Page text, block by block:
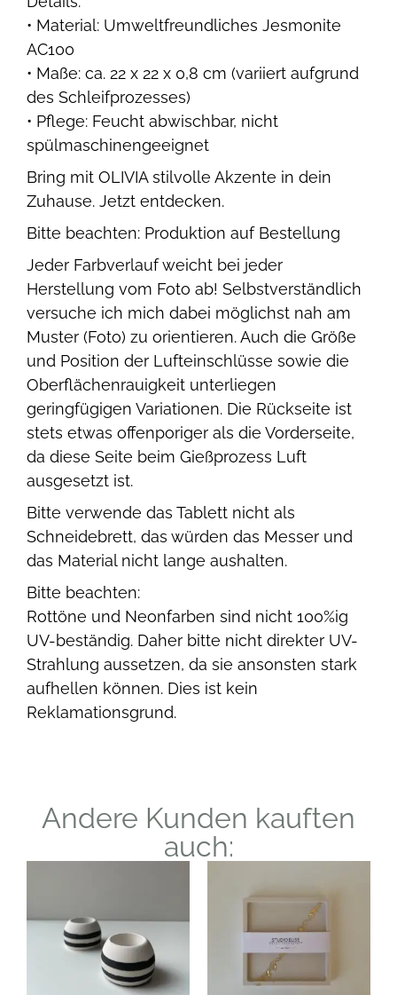
• Material: Umweltfreundliches Jesmonite
AC100
• Maße: ca. 22 x 22 x 0,8 cm (variiert aufgrund
des Schleifprozesses)
• Pflege: Feucht abwischbar, nicht
spülmaschinengeeignet
Bring mit OLIVIA stilvolle Akzente in dein
Zuhause. Jetzt entdecken.
Bitte beachten: Produktion auf Bestellung
Jeder Farbverlauf weicht bei jeder
Herstellung vom Foto ab! Selbstverständlich
versuche ich mich dabei möglichst nah am
Muster (Foto) zu orientieren. Auch die Größe
und Position der Lufteinschlüsse sowie die
Oberflächenrauigkeit unterliegen
geringfügigen Variationen. Die Rückseite ist
stets etwas offenporiger als die Vorderseite,
da diese Seite beim Gießprozess Luft
ausgesetzt ist.
Bitte verwende das Tablett nicht als
Schneidebrett, das würden das Messer und
das Material nicht lange aushalten.
Bitte beachten:
Rottöne und Neonfarben sind nicht 100%ig
UV-beständig. Daher bitte nicht direkter UV-
Strahlung aussetzen, da sie ansonsten stark
aufhellen können. Dies ist kein
Reklamationsgrund.
Andere Kunden kauften
auch: